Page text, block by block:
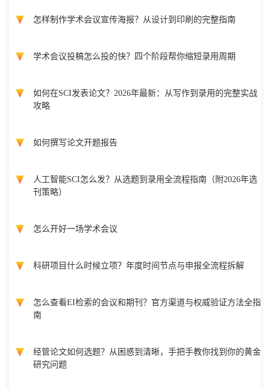
怎样制作学术会议宣传海报？从设计到印刷的完整指南
学术会议投稿怎么投的快？四个阶段帮你缩短录用周期
如何在SCI发表论文？2026年最新：从写作到录用的完整实战
攻略
如何撰写论文开题报告
人工智能SCI怎么发？从选题到录用全流程指南（附2026年选
刊策略）
怎么开好一场学术会议
科研项目什么时候立项？年度时间节点与申报全流程拆解
怎么查看EI检索的会议和期刊？官方渠道与权威验证方法全指
南
经管论文如何选题？从困惑到清晰，手把手教你找到你的黄金
研究问题